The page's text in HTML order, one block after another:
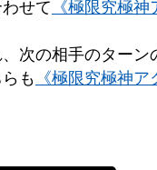
せて 《極限究極神
次の相手のターン
も 《極限究極神ア